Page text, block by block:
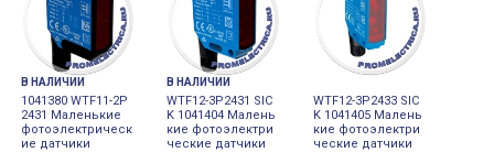
В НАЛИЧИИ
1041380 WTF11-2P
2431 Маленькие
фотоэлектрическ
ие датчики
В НАЛИЧИИ
WTF12-3P2431 SIC
K 1041404 Малень
кие фотоэлектри
ческие датчики
WTF12-3P2433 SIC
K 1041405 Малень
кие фотоэлектри
ческие датчики